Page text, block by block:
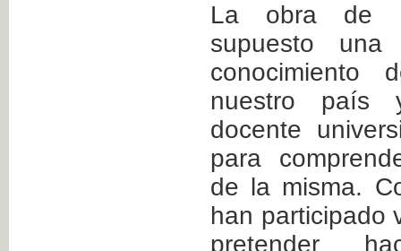
La obra de
supuesto
conocimiento
nuestro país
docente
para
de la misma.
han participado
pretender